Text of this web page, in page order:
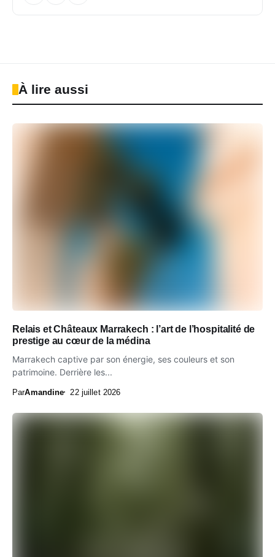
À lire aussi
Relais et Châteaux Marrakech : l’art de l’hospitalité de
prestige au cœur de la médina
Marrakech captive par son énergie, ses couleurs et son
patrimoine. Derrière les...
ParAmandine 22 juillet 2026